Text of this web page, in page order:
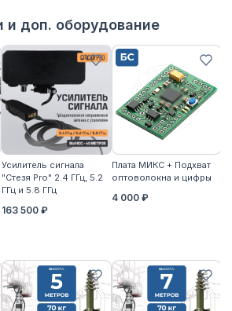
доп. оборудование
Усилитель сигнала
"Стезя Pro" 2.4 ГГц, 5.2
ГГц и 5.8 ГГц
163 500 ₽
Плата МИКС + Подхват
оптоволокна и цифры
4 000 ₽